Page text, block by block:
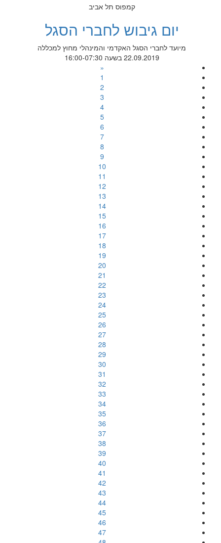
קמפוס תל אביב
יום גיבוש לחברי הסגל
מיועד לחברי הסגל האקדמי והמינהלי מחוץ למכללה
22.09.2019 בשעה 16:00-07:30
«
1
2
3
4
5
6
7
8
9
10
11
12
13
14
15
16
17
18
19
20
21
22
23
24
25
26
27
28
29
30
31
32
33
34
35
36
37
38
39
40
41
42
43
44
45
46
47